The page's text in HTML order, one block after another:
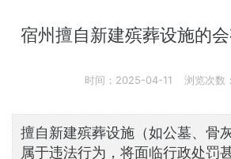
宿州擅自新建殡葬设施的
时间：2025-04-11 浏览次数
擅自新建殡葬设施（如公墓、骨
属于违法行为，将面临行政处罚